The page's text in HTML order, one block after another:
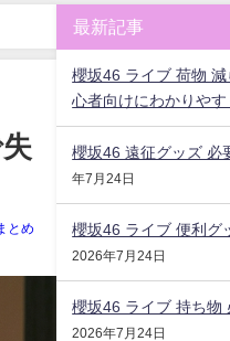
とめ
最新記事
櫻坂46 ライブ 荷物
心者向けにわかりやす
櫻坂46 遠征グッズ 必
年7月24日
櫻坂46 ライブ 便利グ
2026年7月24日
櫻坂46 ライブ 持ち物
2026年7月24日